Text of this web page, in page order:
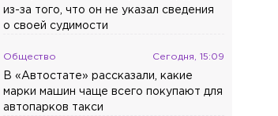
из-за того, что он не указал сведения
о своей судимости
Общество Сегодня, 15:09
В «Автостате» рассказали, какие
марки машин чаще всего покупают для
автопарков такси